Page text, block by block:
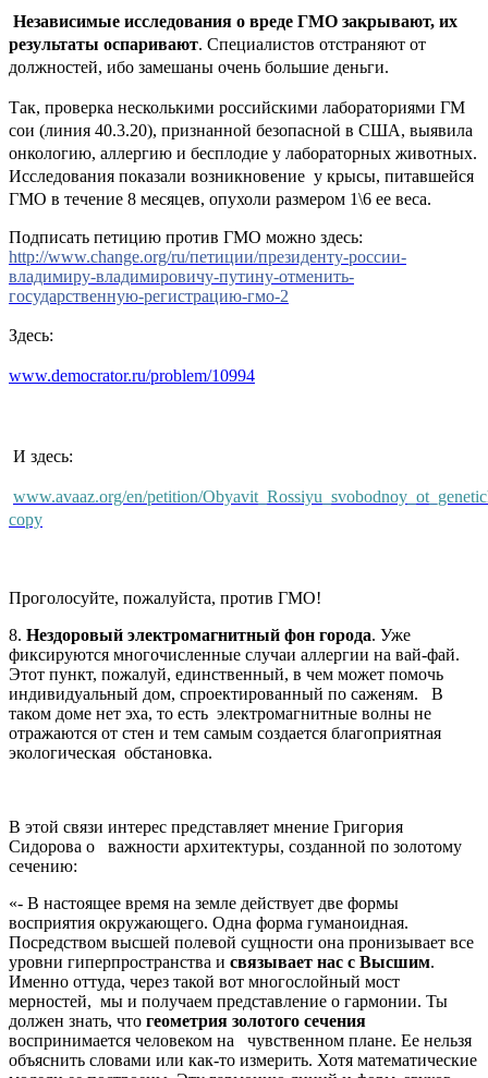
Независимые исследования о вреде ГМО закрывают, их
результаты оспаривают. Специалистов отстраняют от
должностей, ибо замешаны очень большие деньги.
Так, проверка несколькими российскими лабораториями ГМ
сои (линия 40.3.20), признанной безопасной в США, выявила
онкологию, аллергию и бесплодие у лабораторных животных.
Исследования показали возникновение у крысы, питавшейся
ГМО в течение 8 месяцев, опухоли размером 1\6 ее веса.
Подписать петицию против ГМО можно здесь:
http://www.change.org/ru/петиции/президенту-россии-
владимиру-владимировичу-путину-отменить-
государственную-регистрацию-гмо-2
Здесь:
www.democrator.ru/problem/10994
И здесь:
www.avaaz.org/en/petition/
copy
Проголосуйте, пожалуйста, против ГМО!
8. Нездоровый электромагнитный фон города. Уже
фиксируются многочисленные случаи аллергии на вай-фай.
Этот пункт, пожалуй, единственный, в чем может помочь
индивидуальный дом, спроектированный по саженям.
В
таком доме нет эха, то есть электромагнитные волны не
отражаются от стен и тем самым создается благоприятная
экологическая обстановка.
В этой связи интерес представляет мнение Григория
Сидорова о
важности архитектуры, созданной по золотому
сечению:
«- В настоящее время на земле действует две формы
восприятия окружающего. Одна форма гуманоидная.
Посредством высшей полевой сущности она пронизывает все
уровни гиперпространства и связывает нас с Высшим.
Именно оттуда, через такой вот многослойный мост
мерностей, мы и получаем представление о гармонии. Ты
должен знать, что геометрия золотого сечения
воспринимается человеком на
чувственном плане. Ее нельзя
объяснить словами или как-то измерить. Хотя математические